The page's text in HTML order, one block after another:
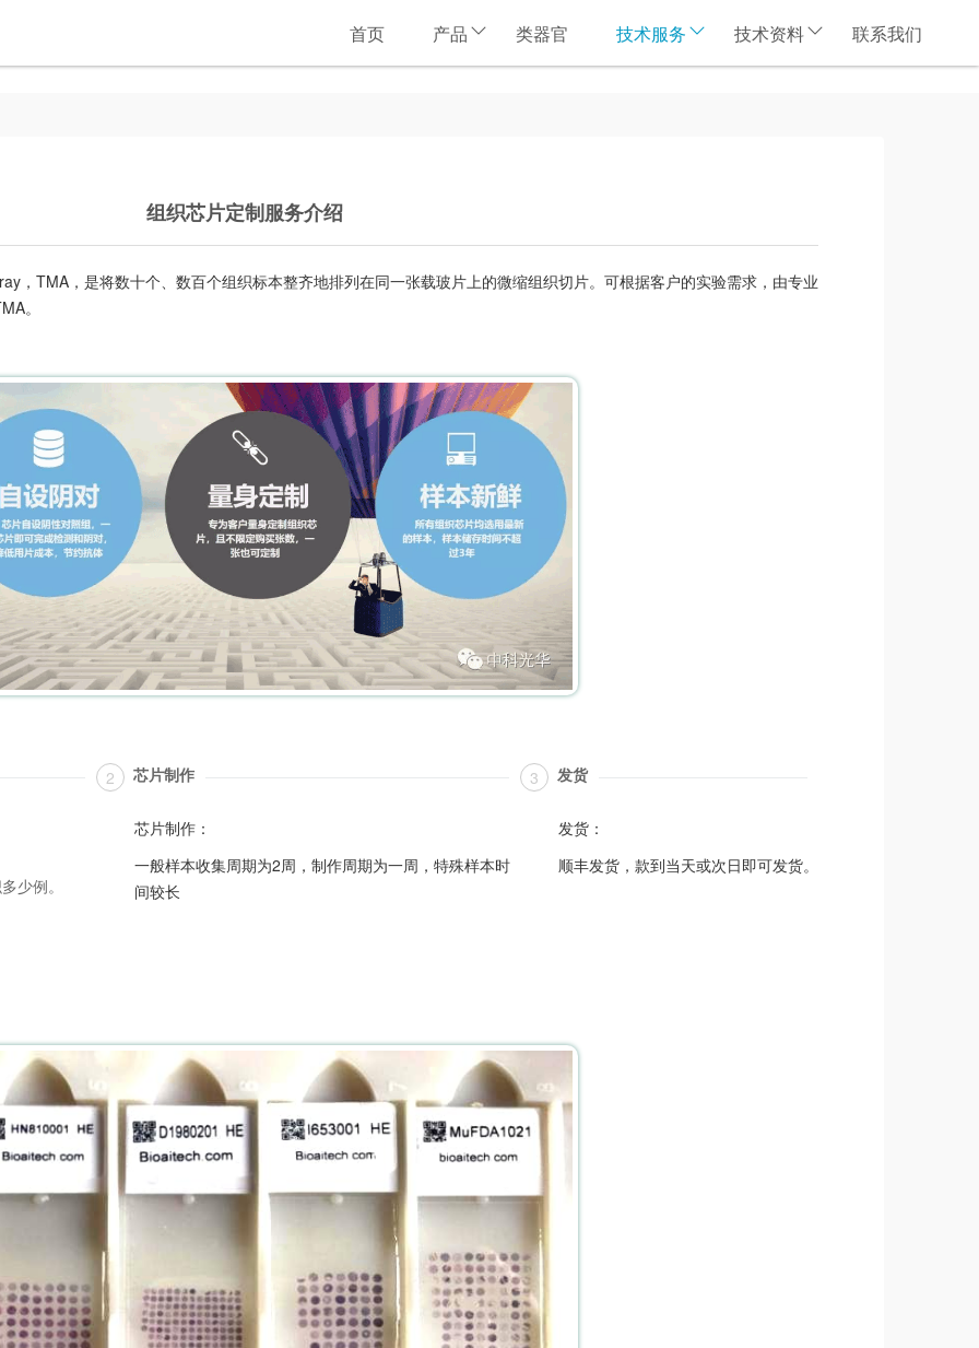
首页 产品 类器官 技术服务 技术资料 联系我们
组织芯片定制服务介绍
，TMA，是将数十个、数百个组织标本整齐地排列在同一张载玻片上的微缩组织切片。可根据客户的实验需求，由专业
。
少例。
2 芯片制作
芯片制作：
一般样本收集周期为2周，制作周期为一周，特殊样本时
间较长
3 发货
发货：
顺丰发货，款到当天或次日即可发货。